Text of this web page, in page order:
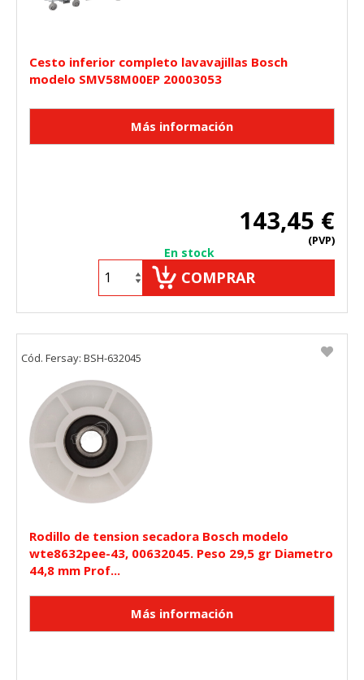
Cesto inferior completo lavavajillas Bosch
modelo SMV58M00EP 20003053
143,45 €
(PVP)
En stock
COMPRAR
Rodillo de tension secadora Bosch modelo
wte8632pee-43, 00632045. Peso 29,5 gr Diametro
44,8 mm Prof...
Cód. Fersay: BSH-632045